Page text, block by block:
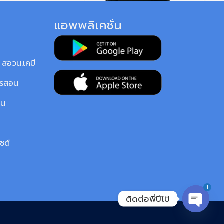
อวน.เคมี
สอน
ต์
แอพพลิเคชั่น
ติดต่อพี่ปีโป้
1